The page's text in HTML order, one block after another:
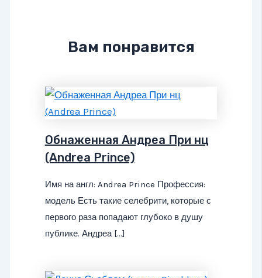
Вам понравится
Обнаженная Андреа При нц
(Andrea Prince)
Имя на англ: Andrea Prince Профессия:
модель Есть такие селебрити, которые с
первого раза попадают глубоко в душу
публике. Андреа […]